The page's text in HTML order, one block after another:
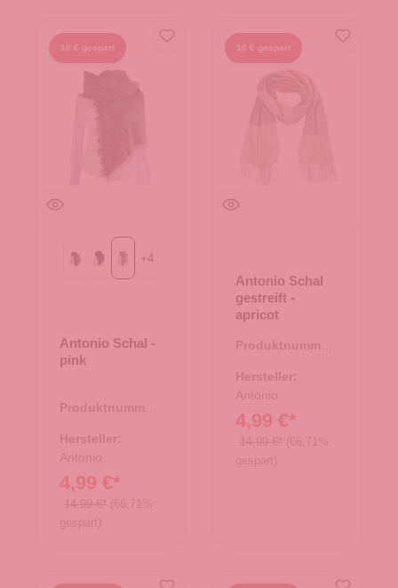
10 € gespart
Rosablau pink
+4
Antonio Schal -
pink
Produktnummer:
Hersteller:
Antonio
4,99 €*
14,99 €* (66.71%
gespart)
10 € gespart
Antonio Schal
gestreift -
apricot
Produktnummer:
Hersteller:
Antonio
4,99 €*
14,99 €* (66.71%
gespart)